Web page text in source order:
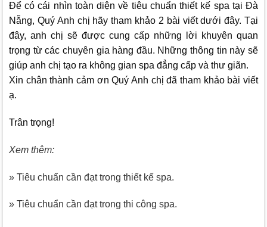
Để có cái nhìn toàn diện về tiêu chuẩn thiết kế spa tại Đà
Nẵng, Quý Anh chị hãy tham khảo 2 bài viết dưới đây. Tại
đây, anh chị sẽ được cung cấp những lời khuyên quan
trọng từ các chuyên gia hàng đầu. Những thông tin này sẽ
giúp anh chị tạo ra không gian spa đẳng cấp và thư giãn.
Xin chân thành cảm ơn Quý Anh chị đã tham khảo bài viết
ạ.
Trân trọng!
Xem thêm:
» Tiêu chuẩn cần đạt trong thiết kế spa.
» Tiêu chuẩn cần đạt trong thi công spa.